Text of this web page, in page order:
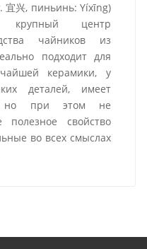
宜兴, пиньинь: Yíxīng)
крупный центр
чайников из
подходит для
керамики, у
деталей, имеет
но при этом не
полезное свойство
во всех смыслах